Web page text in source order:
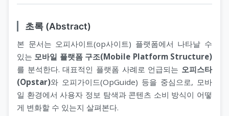
초록 (Abstract)
본 문서는 오피사이트(op사이트) 플랫폼에서 나타날 수
있는 모바일 플랫폼 구조(Mobile Platform Structure)
를 분석한다. 대표적인 플랫폼 사례로 언급되는 오피스타
(Opstar)와 오피가이드(OpGuide) 등을 중심으로, 모바
일 환경에서 사용자 정보 탐색과 콘텐츠 소비 방식이 어떻
게 변화할 수 있는지 살펴본다.